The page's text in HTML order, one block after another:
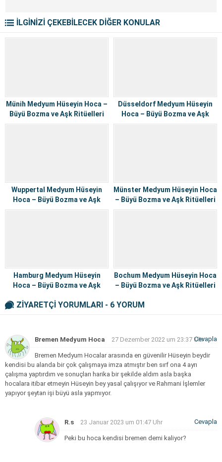
İLGİNİZİ ÇEKEBİLECEK DİĞER KONULAR
Münih Medyum Hüseyin Hoca –
Büyü Bozma ve Aşk Ritüelleri
Düsseldorf Medyum Hüseyin
Hoca – Büyü Bozma ve Aşk
Ritüelleri
Wuppertal Medyum Hüseyin
Hoca – Büyü Bozma ve Aşk
Ritüelleri
Münster Medyum Hüseyin Hoca
– Büyü Bozma ve Aşk Ritüelleri
Hamburg Medyum Hüseyin
Hoca – Büyü Bozma ve Aşk
Bochum Medyum Hüseyin Hoca
– Büyü Bozma ve Aşk Ritüelleri
ZİYARETÇİ YORUMLARI - 6 YORUM
Bremen Medyum Hoca 27 Dezember 2022 um 23:37 Uhr
Bremen Medyum Hocalar arasında en güvenilir Hüseyin beydir
kendisi bu alanda bir çok çalışmaya imza atmıştır ben sırf ona 4 ayrı
çalışma yaptırdım ve sonuçları harika bir şekilde aldım asla başka
hocalara itibar etmeyin Hüseyin bey yasal çalışıyor ve Rahmani İşlemler
yapıyor şeytan işi büyü asla yapmıyor.
Cevapla
R.s 23 Januar 2023 um 01:47 Uhr
Peki bu hoca kendisi bremen demi kaliyor?
Cevapla